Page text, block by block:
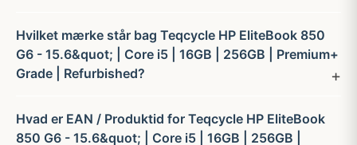
Hvilket mærke står bag Teqcycle HP EliteBook 850
G6 - 15.6&quot; | Core i5 | 16GB | 256GB | Premium+
Grade | Refurbished?
Hvad er EAN / Produktid for Teqcycle HP EliteBook
850 G6 - 15.6&quot; | Core i5 | 16GB | 256GB |